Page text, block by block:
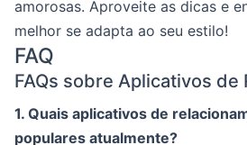
amorosas. Aproveite as dicas e
melhor se adapta ao seu estilo!
FAQ
FAQs sobre Aplicativos de
1. Quais aplicativos de
populares atualmente?